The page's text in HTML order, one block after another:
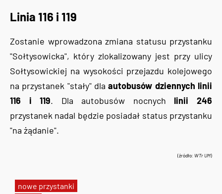
nowe przystanki
Linia 116 i 119
Zostanie wprowadzona zmiana statusu przystanku
"Sołtysowicka", który zlokalizowany jest przy ulicy
Sołtysowickiej na wysokości przejazdu kolejowego
na przystanek "stały" dlaautobusów dziennych linii
116 i 119. Dla autobusów nocnych linii 246
przystanek nadal będzie posiadał status przystanku
"na żądanie".
(źródło: WTr UM)